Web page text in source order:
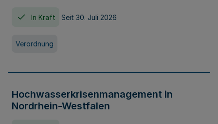
In Kraft Seit 30. Juli 2026
Verordnung
Hochwasserkrisenmanagement in
Nordrhein-Westfalen